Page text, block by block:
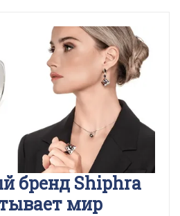
бренд Shiphra
мир